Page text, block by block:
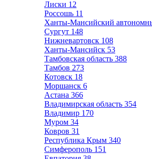
Лиски 12
Россошь 11
Ханты-Мансийский
Сургут 148
Нижневартовск 108
Ханты-Мансийск 53
Тамбовская область 388
Тамбов 273
Котовск 18
Моршанск 6
Астана 366
Владимирская область 354
Владимир 170
Муром 34
Ковров 31
Республика Крым 340
Симферополь 151